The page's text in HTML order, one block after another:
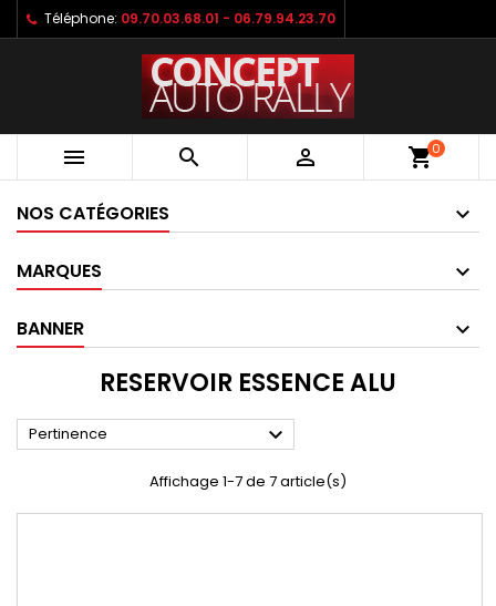
Téléphone: 09.70.03.68.01 - 06.79.94.23.70
   shopping_cart0
NOS CATÉGORIES
MARQUES
BANNER
RESERVOIR ESSENCE ALU
Pertinence 
Affichage 1-7 de 7 article(s)